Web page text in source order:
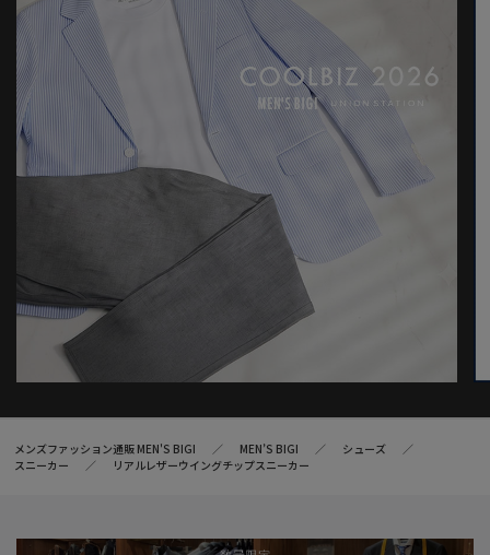
メンズファッション通販 MEN'S BIGI MEN’S BIGI
シューズ
スニーカー
リアルレザーウイングチップスニーカー